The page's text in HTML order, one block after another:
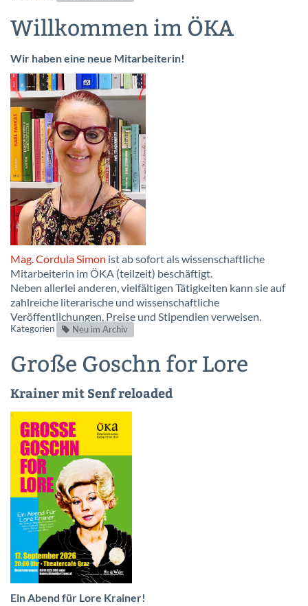
Willkommen im ÖKA
Wir haben eine neue Mitarbeiterin!
Mag. Cordula Simon ist ab sofort als wissenschaftliche
Mitarbeiterin im ÖKA (teilzeit) beschäftigt.
Neben allerlei anderen, vielfältigen Tätigkeiten kann sie auf
zahlreiche literarische und wissenschaftliche
Veröffentlichungen, Preise und Stipendien verweisen.
Kategorien Neu im Archiv
Große Goschn for Lore
Krainer mit Senf reloaded
Ein Abend für Lore Krainer!